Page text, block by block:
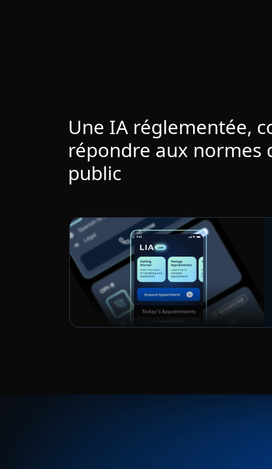
Une IA réglementée,
répondre aux normes
public